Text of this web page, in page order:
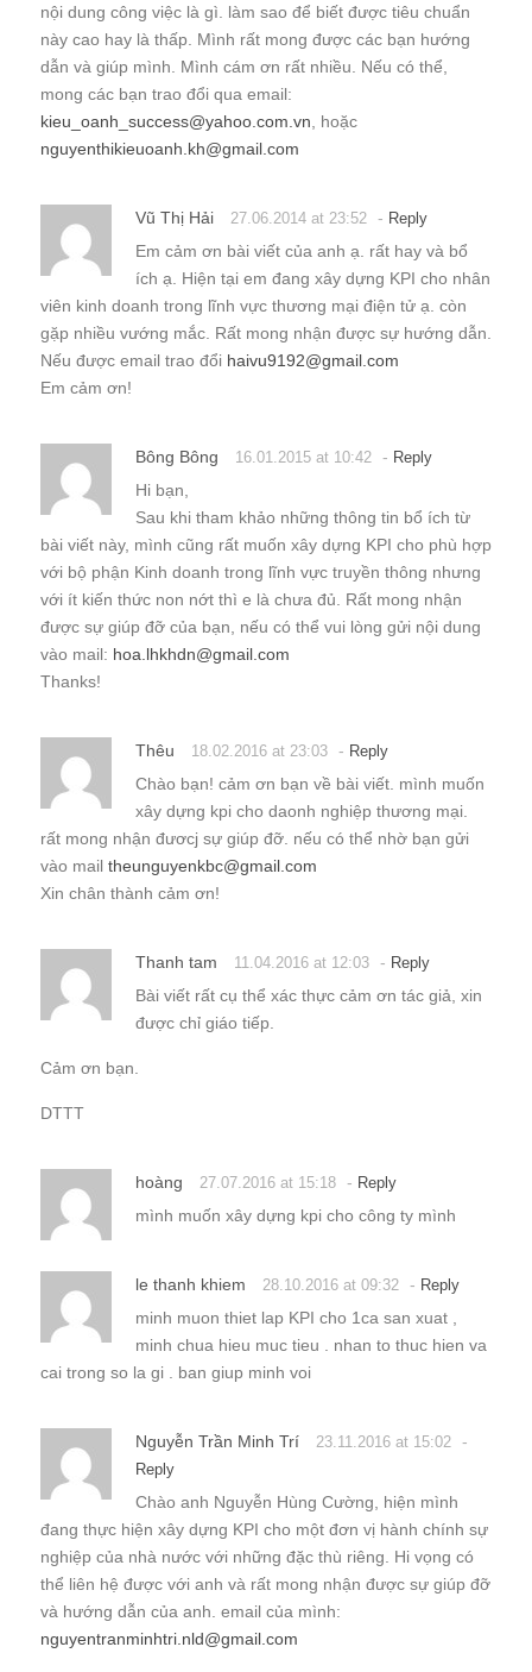
nội dung công việc là gì. làm sao để biết được tiêu chuẩn
này cao hay là thấp. Mình rất mong được các bạn hướng
dẫn và giúp mình. Mình cám ơn rất nhiều. Nếu có thể,
mong các bạn trao đổi qua email:
kieu_oanh_success@yahoo.com.vn , hoặc
nguyenthikieuoanh.kh@gmail.com
Vũ Thị Hải 27.06.2014 at 23:52 - Reply
Em cảm ơn bài viết của anh ạ. rất hay và bổ
ích ạ. Hiện tại em đang xây dựng KPI cho nhân
viên kinh doanh trong lĩnh vực thương mại điện tử ạ. còn
gặp nhiều vướng mắc. Rất mong nhận được sự hướng dẫn.
Nếu được email trao đổi haivu9192@gmail.com
Em cảm ơn!
Bông Bông 16.01.2015 at 10:42 - Reply
Hi bạn,
Sau khi tham khảo những thông tin bổ ích từ
bài viết này, mình cũng rất muốn xây dựng KPI cho phù hợp
với bộ phận Kinh doanh trong lĩnh vực truyền thông nhưng
với ít kiến thức non nớt thì e là chưa đủ. Rất mong nhận
được sự giúp đỡ của bạn, nếu có thể vui lòng gửi nội dung
vào mail: hoa.lhkhdn@gmail.com
Thanks!
Thêu 18.02.2016 at 23:03 - Reply
Chào bạn! cảm ơn bạn về bài viết. mình muốn
xây dựng kpi cho daonh nghiệp thương mại.
rất mong nhận đươcj sự giúp đỡ. nếu có thể nhờ bạn gửi
vào mail theunguyenkbc@gmail.com
Xin chân thành cảm ơn!
Thanh tam 11.04.2016 at 12:03 - Reply
Bài viết rất cụ thể xác thực cảm ơn tác giả, xin
được chỉ giáo tiếp.
Cảm ơn bạn.
DTTT
hoàng 27.07.2016 at 15:18 - Reply
mình muốn xây dựng kpi cho công ty mình
le thanh khiem 28.10.2016 at 09:32 - Reply
minh muon thiet lap KPI cho 1ca san xuat ,
minh chua hieu muc tieu . nhan to thuc hien va
cai trong so la gi . ban giup minh voi
Nguyễn Trần Minh Trí 23.11.2016 at 15:02 -
Reply
Chào anh Nguyễn Hùng Cường, hiện mình
đang thực hiện xây dựng KPI cho một đơn vị hành chính sự
nghiệp của nhà nước với những đặc thù riêng. Hi vọng có
thể liên hệ được với anh và rất mong nhận được sự giúp đỡ
và hướng dẫn của anh. email của mình:
nguyentranminhtri.nld@gmail.com